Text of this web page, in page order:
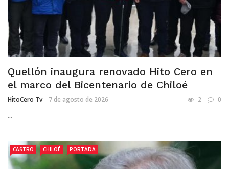
Quellón inaugura renovado Hito Cero en
el marco del Bicentenario de Chiloé
HitoCero Tv 7 de agosto de 2026 2 0
...
CASTRO CHILOÉ PORTADA